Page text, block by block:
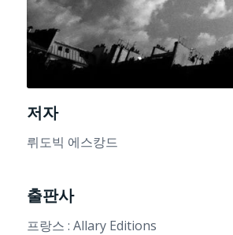
저자
뤼도빅 에스캉드
출판사
프랑스 : Allary Editions